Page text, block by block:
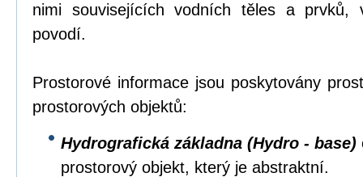
nimi souvisejících vodních těles a prvků,
povodí.
Prostorové informace jsou poskytovány
prostorových objektů:
Hydrografická základna (Hydro - base)
prostorový objekt, který je abstraktní.